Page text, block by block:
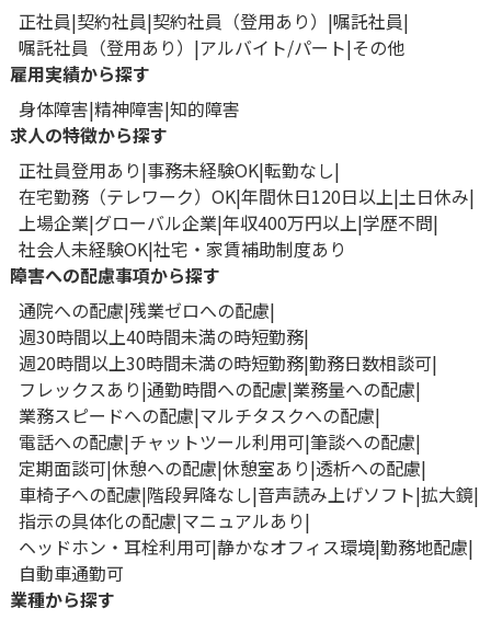
正社員 契約社員 契約社員（登用あり）
嘱託社員
嘱託社員（登用あり）
アルバイト/パート その他
雇用実績から探す
身体障害 精神障害 知的障害
求人の特徴から探す
正社員登用あり 事務未経験OK 転勤なし
在宅勤務（テレワーク）OK 年間休日120日以上 土日休み
上場企業 グローバル企業 年収400万円以上 学歴不問
社会人未経験OK 社宅・家賃補助制度あり
障害への配慮事項から探す
通院への配慮 残業ゼロへの配慮
週30時間以上40時間未満の時短勤務
週20時間以上30時間未満の時短勤務 勤務日数相談可
フレックスあり 通勤時間への配慮 業務量への配慮
業務スピードへの配慮 マルチタスクへの配慮
電話への配慮 チャットツール利用可 筆談への配慮
定期面談可 休憩への配慮 休憩室あり 透析への配慮
車椅子への配慮 階段昇降なし 音声読み上げソフト 拡大鏡
指示の具体化の配慮 マニュアルあり
ヘッドホン・耳栓利用可 静かなオフィス環境 勤務地配慮
自動車通勤可
業種から探す